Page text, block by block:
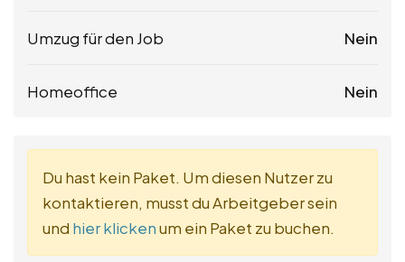
Umzug für den Job Nein
Homeoffice Nein
Du hast kein Paket. Um diesen Nutzer zu
kontaktieren, musst du Arbeitgeber sein
und hier klickenum ein Paket zu buchen.